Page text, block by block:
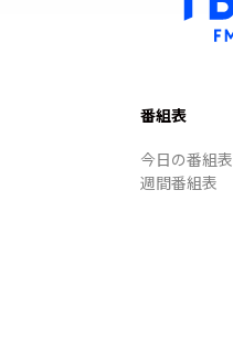
番組表
今日の番組表
週間番組表